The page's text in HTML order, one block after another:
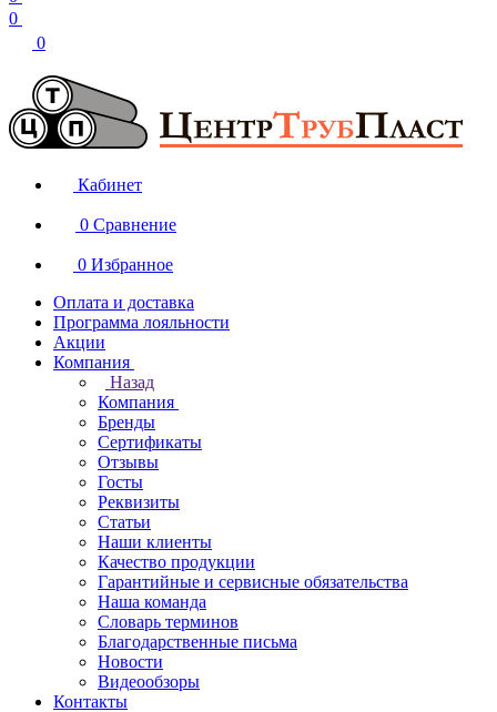
0
0
Кабинет
0 Сравнение
0 Избранное
Оплата и доставка
Программа лояльности
Акции
Компания
Назад
Компания
Бренды
Сертификаты
Отзывы
Госты
Реквизиты
Статьи
Наши клиенты
Качество продукции
Гарантийные и сервисные обязательства
Наша команда
Словарь терминов
Благодарственные письма
Новости
Видеообзоры
Контакты